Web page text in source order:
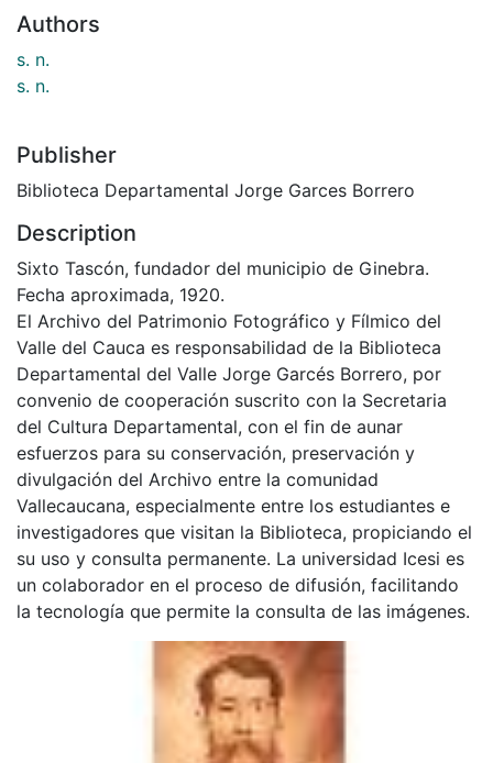
Authors
s. n.
s. n.
Publisher
Biblioteca Departamental Jorge Garces Borrero
Description
Sixto Tascón, fundador del municipio de Ginebra.
Fecha aproximada, 1920.
El Archivo del Patrimonio Fotográfico y Fílmico del
Valle del Cauca es responsabilidad de la Biblioteca
Departamental del Valle Jorge Garcés Borrero, por
convenio de cooperación suscrito con la Secretaria
del Cultura Departamental, con el fin de aunar
esfuerzos para su conservación, preservación y
divulgación del Archivo entre la comunidad
Vallecaucana, especialmente entre los estudiantes e
investigadores que visitan la Biblioteca, propiciando el
su uso y consulta permanente. La universidad Icesi es
un colaborador en el proceso de difusión, facilitando
la tecnología que permite la consulta de las imágenes.